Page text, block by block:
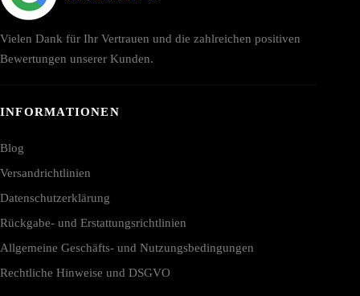
Vielen Dank für Ihr Vertrauen und die zahlreichen positiven
Bewertungen unserer Kunden.
INFORMATIONEN
Blog
Versandrichtlinien
Datenschutzerklärung
Rückgabe- und Erstattungsrichtlinien
Allgemeine Geschäfts- und Nutzungsbedingungen
Rechtliche Hinweise und DSGVO